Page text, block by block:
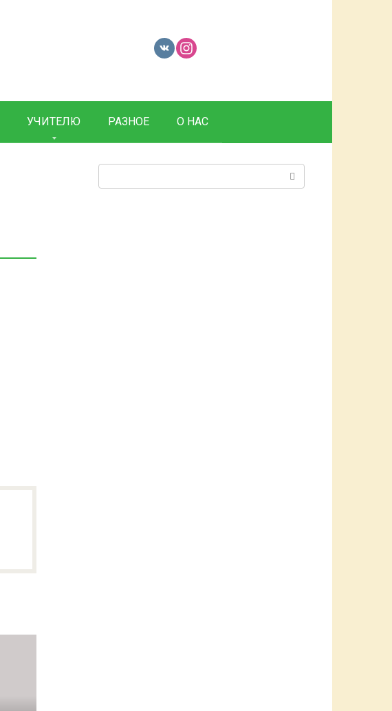
УЧИТЕЛЮ РАЗНОЕ О НАС